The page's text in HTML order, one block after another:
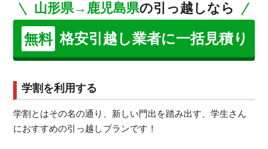
山形県→鹿児島県の引っ越しなら
無料 格安引越し業者に一括見積り
学割を利用する
学割とはその名の通り、新しい門出を踏み出す、学生さん
におすすめの引っ越しプランです！